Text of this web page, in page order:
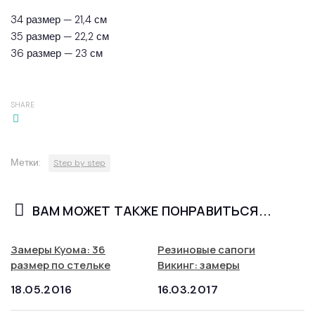
34 размер — 21,4 см
35 размер — 22,2 см
36 размер — 23 см
SHARE
Метки: Step by step
ВАМ МОЖЕТ ТАКЖЕ ПОНРАВИТЬСЯ...
Замеры Куома: 36
размер по стельке
18.05.2016
Резиновые сапоги
Викинг: замеры
16.03.2017